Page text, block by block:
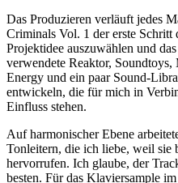
Das Produzieren verläuft jedes
Criminals Vol. 1 der erste Schritt
Projektidee auszuwählen und
verwendete Reaktor,
Energy und ein paar Sound-
entwickeln, die für mich in
Einfluss stehen.
Auf harmonischer Ebene
Tonleitern, die ich liebe, weil sie
hervorrufen. Ich glaube, der
besten. Für das Klaviersample